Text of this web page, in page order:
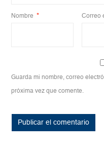
Nombre * Correo
Guarda mi nombre, correo
próxima vez que comente.